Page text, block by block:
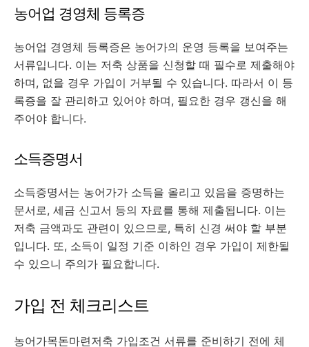
농어업 경영체 등록증
농어업 경영체 등록증은 농어가의 운영 등록을 보여주는
서류입니다. 이는 저축 상품을 신청할 때 필수로 제출해야
하며, 없을 경우 가입이 거부될 수 있습니다. 따라서 이 등
록증을 잘 관리하고 있어야 하며, 필요한 경우 갱신을 해
주어야 합니다.
소득증명서
소득증명서는 농어가가 소득을 올리고 있음을 증명하는
문서로, 세금 신고서 등의 자료를 통해 제출됩니다. 이는
저축 금액과도 관련이 있으므로, 특히 신경 써야 할 부분
입니다. 또, 소득이 일정 기준 이하인 경우 가입이 제한될
수 있으니 주의가 필요합니다.
가입 전 체크리스트
농어가목돈마련저축 가입조건 서류를 준비하기 전에 체